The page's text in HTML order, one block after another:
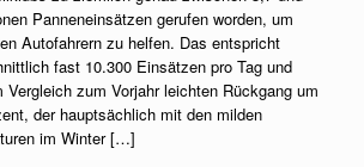
Panneneinsätzen gerufen worden, um
Autofahrern zu helfen. Das entspricht
fast 10.300 Einsätzen pro Tag und
Vergleich zum Vorjahr leichten Rückgang um
der hauptsächlich mit den milden
im Winter […]